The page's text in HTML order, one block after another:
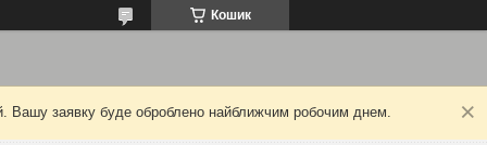
Кошик
Вашу заявку буде оброблено найближчим робочим днем.